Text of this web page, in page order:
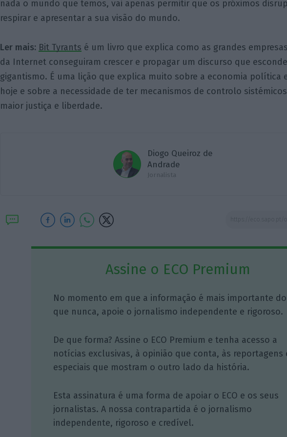
nada o mundo que temos, vai apenas permitir que os próximos
respirar e apresentar a sua visão do mundo.
Ler mais: Bit Tyrants é um livro que explica como as grandes
da Internet conseguiram crescer e propagar um discurso que
gigantismo. É uma lição que explica muito sobre a economia política
hoje e sobre a necessidade de ter mecanismos de controlo
maior justiça e liberdade.
Diogo Queiroz de
Andrade
Jornalista
Assine o ECO Premium
No momento em que a informação é mais importante do
que nunca, apoie o jornalismo independente e rigoroso.
De que forma? Assine o ECO Premium e tenha acesso a
notícias exclusivas, à opinião que conta, às reportagens
especiais que mostram o outro lado da história.
Esta assinatura é uma forma de apoiar o ECO e os seus
jornalistas. A nossa contrapartida é o jornalismo
independente, rigoroso e credível.